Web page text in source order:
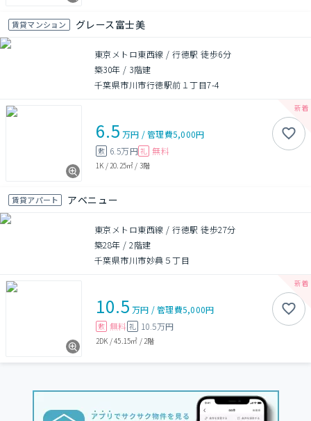
賃貸マンション グレース富士美
東京メトロ東西線 / 行徳駅 徒歩6分
築30年 / 3階建
千葉県市川市行徳駅前１丁目7-4
6.5 万円 /管理費5,000円
敷 6.5万円 礼 無料
1K / 20.25㎡ / 3階
賃貸アパート アベニュー
東京メトロ東西線 / 行徳駅 徒歩27分
築28年 /2階建
千葉県市川市妙典５丁目
10.5 万円 /管理費5,000円
敷 無料 礼 10.5万円
2DK /45.15㎡ / 2階